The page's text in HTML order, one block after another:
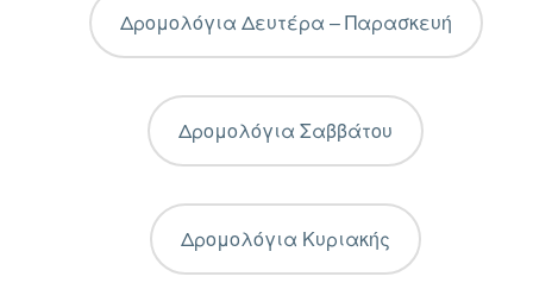
Δρομολόγια Δευτέρα – Παρασκευή
Δρομολόγια Σαββάτου
Δρομολόγια Κυριακής